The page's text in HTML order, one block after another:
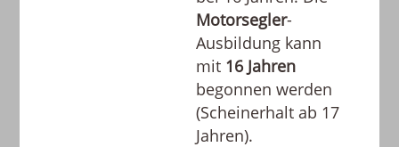
Motorsegler-
Ausbildung kann
mit 16 Jahren
begonnen werden
(Scheinerhalt ab 17
Jahren).